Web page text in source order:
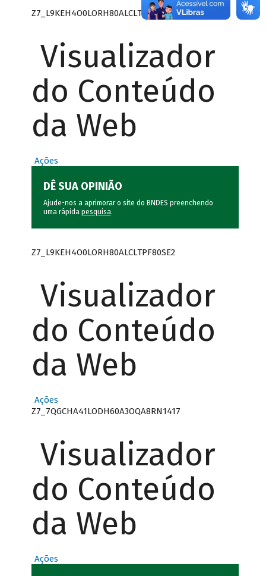
Z7_L9KEH4O0LORH80ALCLTPF80SE0
Visualizador
do Conteúdo
da Web
Ações
DÊ SUA OPINIÃO
Ajude-nos a aprimorar o site do BNDES preenchendo
uma rápida pesquisa.
Z7_L9KEH4O0LORH80ALCLTPF80SE2
Visualizador
do Conteúdo
da Web
Ações
Z7_7QGCHA41LODH60A3OQA8RN1417
Visualizador
do Conteúdo
da Web
Ações